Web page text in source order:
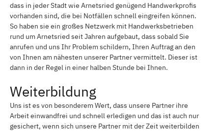
dass in jeder Stadt wie Arnetsried genügend Handwerkprofis
vorhanden sind, die bei Notfällen schnell eingreifen können.
So haben sie ein großes Netzwerk mit Handwerksbetrieben
rund um Arnetsried seit Jahren aufgebaut, dass sobald Sie
anrufen und uns Ihr Problem schildern, Ihren Auftrag an den
von Ihnen am nähesten unserer Partner vermittelt. Dieser ist
dann in der Regel in einer halben Stunde bei Ihnen.
Weiterbildung
Uns ist es von besonderem Wert, dass unsere Partner ihre
Arbeit einwandfrei und schnell erledigen und das ist auch nur
gesichert, wenn sich unsere Partner mit der Zeit weiterbilden